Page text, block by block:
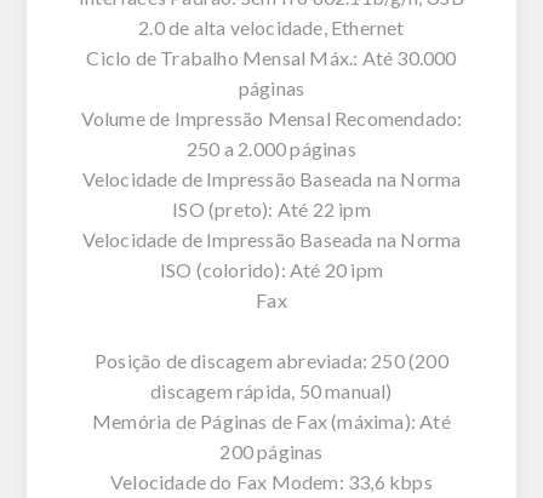
2.0 de alta velocidade, Ethernet
Ciclo de Trabalho Mensal Máx.: Até 30.000
páginas
Volume de Impressão Mensal Recomendado:
250 a 2.000 páginas
Velocidade de Impressão Baseada na Norma
ISO (preto): Até 22 ipm
Velocidade de Impressão Baseada na Norma
ISO (colorido): Até 20 ipm
Fax
Posição de discagem abreviada: 250 (200
discagem rápida, 50 manual)
Memória de Páginas de Fax (máxima): Até
200 páginas
Velocidade do Fax Modem: 33,6 kbps